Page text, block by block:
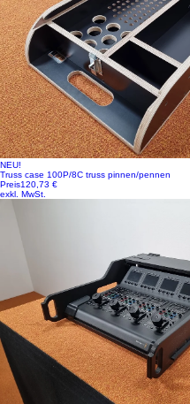
NEU!
Truss case 100P/8C truss pinnen/pennen
Preis120,73 €
exkl. MwSt.